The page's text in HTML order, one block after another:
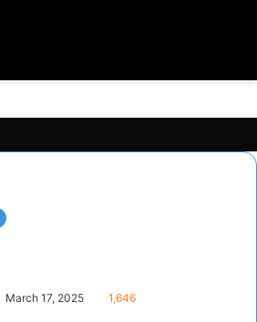
March 17, 2025 1,646